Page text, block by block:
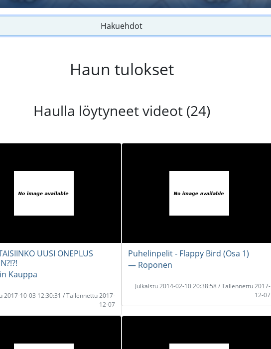
Hakuehdot
Haun tulokset
Haulla löytyneet videot (24)
UUSI ONEPLUS
Kauppa
2017-10-03 12:30:31 / Tallennettu 2017-
12-07
Puhelinpelit - Flappy Bird (Osa 1)
― Roponen
Julkaistu 2014-02-10 20:38:58 / Tallennettu 2017-
12-07